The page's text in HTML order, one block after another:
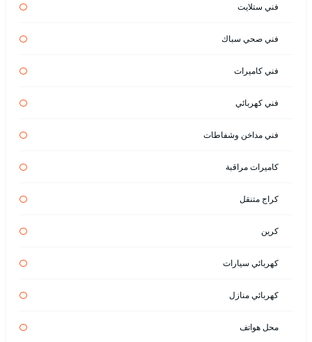
فني ستلايت
فني صحي سباك
فني كاميرات
فني كهربائي
فني مداخن وشفاطات
كاميرات مراقبة
كراج متنقل
كرين
كهربائي سيارات
كهربائي منازل
محل هواتف